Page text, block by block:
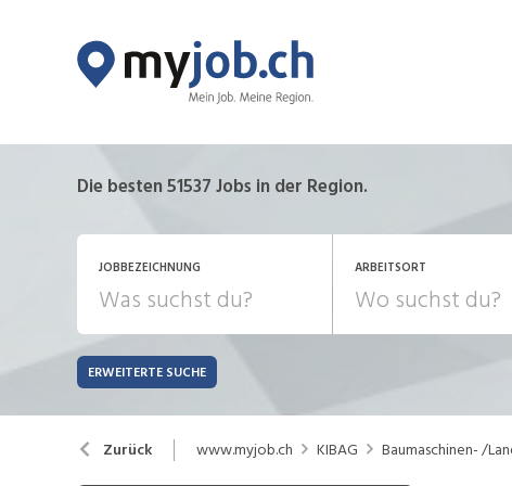
Die besten 51537 Jobs in der Region.
JOBBEZEICHNUNG ARBEITSORT
JOB-TYP
Festanstellung
Bank, Versicherung
Chemie, Pharma, Biotechnologie
ERWEITERTE SUCHE
Zurück www.myjob.ch KIBAG Baumaschinen- /